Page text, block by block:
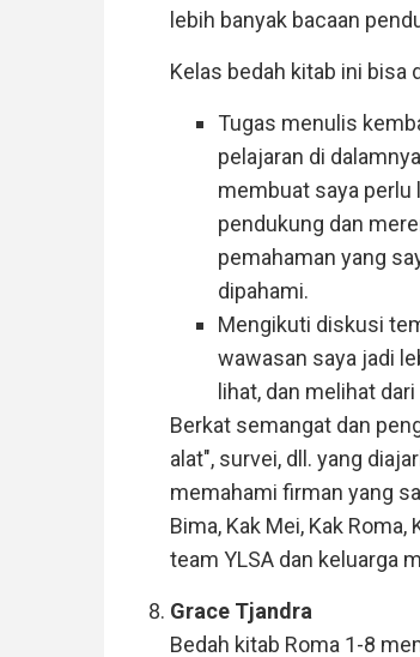
lebih banyak bacaan
Kelas bedah kitab ini bisa
Tugas menulis
pelajaran di
membuat saya perlu
pendukung dan
pemahaman yang
dipahami.
Mengikuti diskusi
wawasan saya jadi
lihat, dan melihat
Berkat semangat dan
alat", survei, dll. yang
memahami firman yang
Bima, Kak Mei, Kak
team YLSA dan keluarga
Grace Tjandra
Bedah kitab Roma 1-8